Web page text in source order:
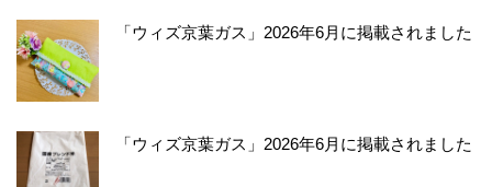
「ウィズ京葉ガス」2026年6月に掲載されました
「ウィズ京葉ガス」2026年6月に掲載されました